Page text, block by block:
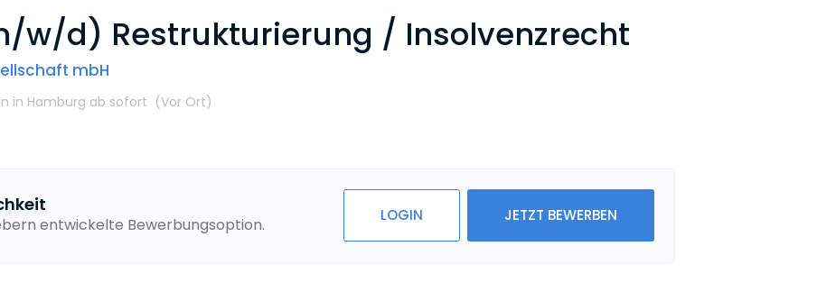
w/d) Restrukturierung / Insolvenzrecht
mbH
in Hamburg ab sofort (Vor Ort)
entwickelte Bewerbungsoption. LOGIN JETZT BEWERBEN